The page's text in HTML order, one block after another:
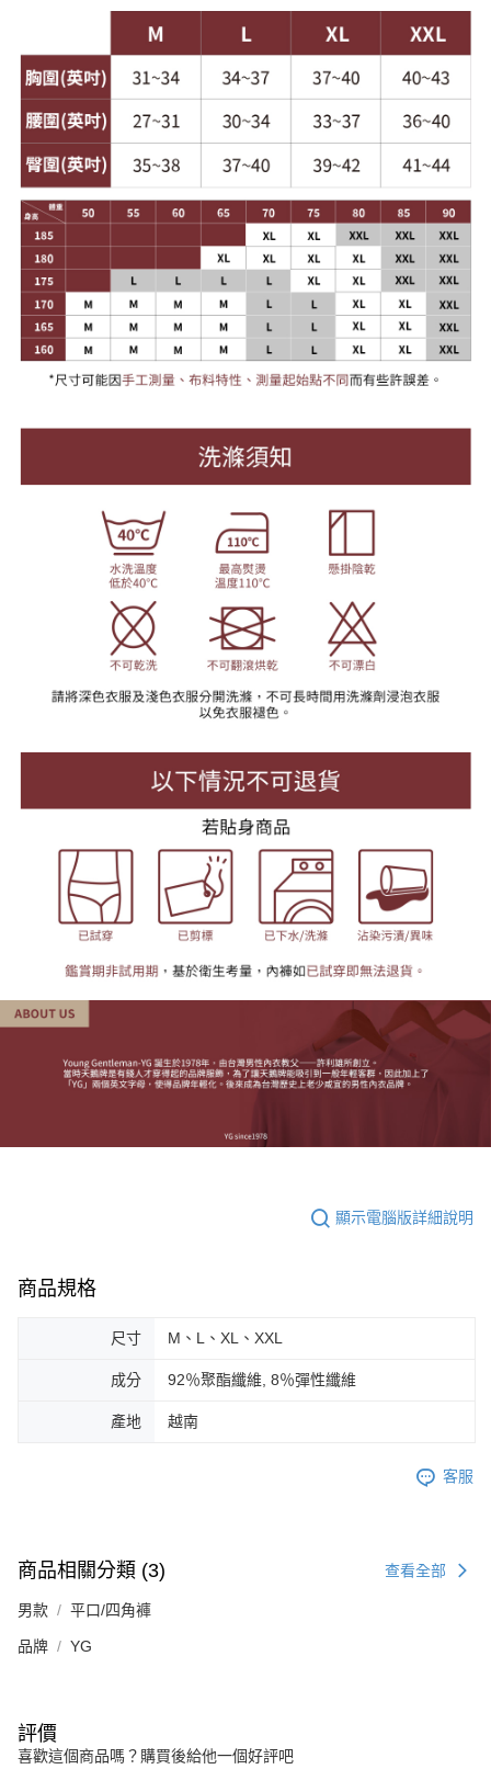
顯示電腦版詳細說明
商品規格
尺寸 M、L、XL、XXL
成分 92％聚酯纖維, 8％彈性纖維
產地 越南
客服
商品相關分類 (3) 查看全部
男款 平口/四角褲
品牌 YG
評價
喜歡這個商品嗎？購買後給他一個好評吧